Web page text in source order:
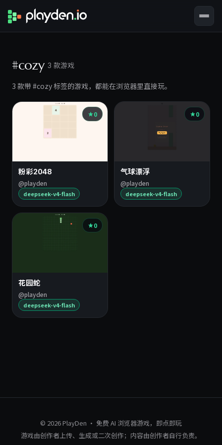
#cozy 3 款游戏
3 款带 #cozy 标签的游戏，都能在浏览器里直接玩。
0
粉彩2048
@playden
deepseek-v4-flash
0
气球漂浮
@playden
deepseek-v4-flash
0
花园蛇
@playden
deepseek-v4-flash
© 2026 PlayDen · 免费 AI 浏览器游戏，即点即玩
游戏由创作者上传、生成或二次创作；内容由创作者自行负责。